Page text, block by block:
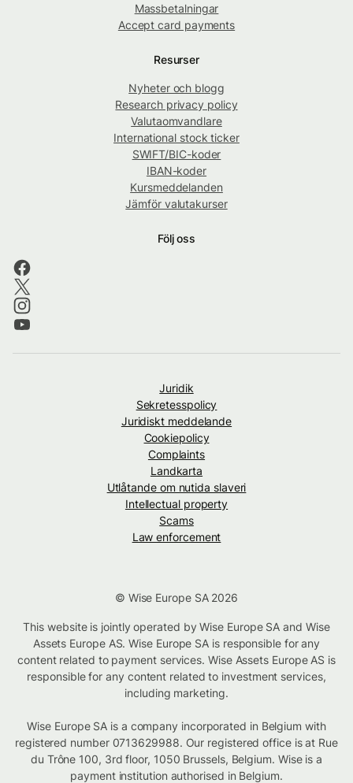
Massbetalningar
Accept card payments
Resurser
Nyheter och blogg
Research privacy policy
Valutaomvandlare
International stock ticker
SWIFT/BIC-koder
IBAN-koder
Kursmeddelanden
Jämför valutakurser
Följ oss
Juridik
Sekretesspolicy
Juridiskt meddelande
Cookiepolicy
Complaints
Landkarta
Utlåtande om nutida slaveri
Intellectual property
Scams
Law enforcement
© Wise Europe SA 2026
This website is jointly operated by Wise Europe SA and Wise
Assets Europe AS. Wise Europe SA is responsible for any
content related to payment services. Wise Assets Europe AS is
responsible for any content related to investment services,
including marketing.
Wise Europe SA is a company incorporated in Belgium with
registered number 0713629988. Our registered office is at Rue
du Trône 100, 3rd floor, 1050 Brussels, Belgium. Wise is a
payment institution authorised in Belgium.